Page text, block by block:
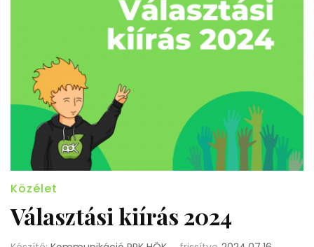
Közélet
Választási kiírás 2024